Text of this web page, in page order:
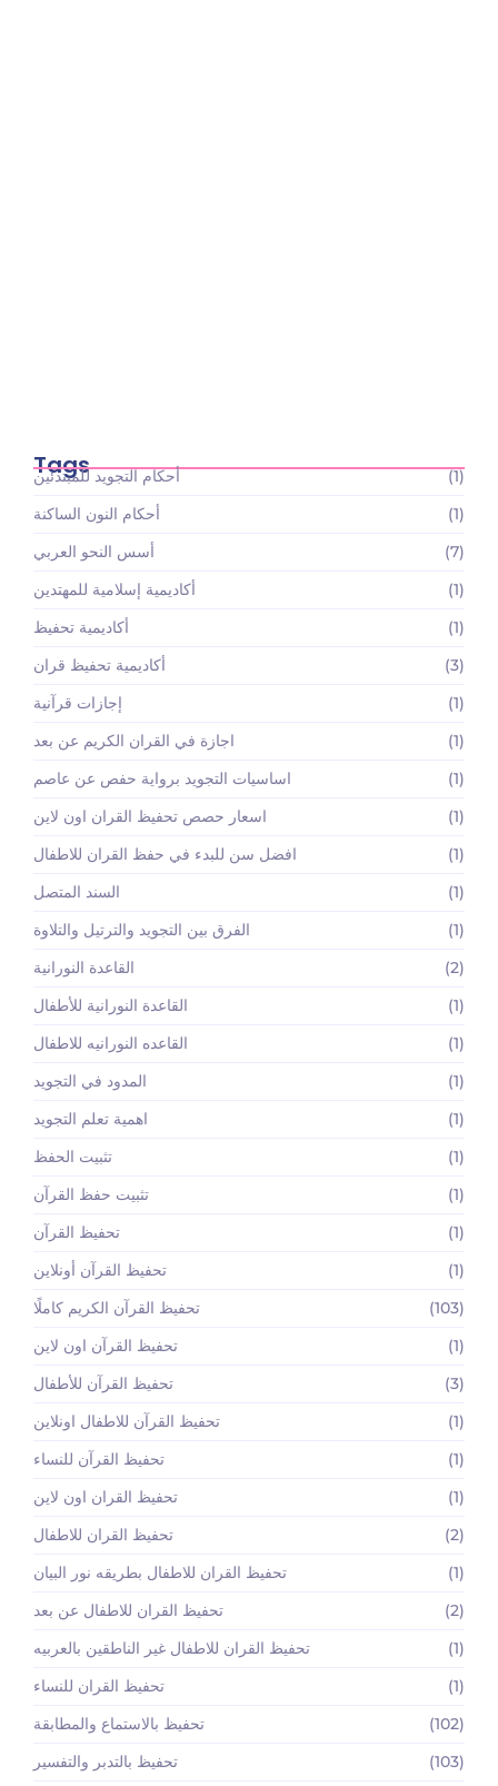
Tags
أحكام التجويد للمبتدئين
(1)
أحكام النون الساكنة
(1)
أسس النحو العربي
(7)
أكاديمية إسلامية للمهتدين
(1)
أكاديمية تحفيظ
(1)
أكاديمية تحفيظ قران
(3)
إجازات قرآنية
(1)
اجازة في القران الكريم عن بعد
(1)
اساسيات التجويد برواية حفص عن عاصم
(1)
اسعار حصص تحفيظ القران اون لاين
(1)
افضل سن للبدء في حفظ القران للاطفال
(1)
السند المتصل
(1)
الفرق بين التجويد والترتيل والتلاوة
(1)
القاعدة النورانية
(2)
القاعدة النورانية للأطفال
(1)
القاعده النورانيه للاطفال
(1)
المدود في التجويد
(1)
اهمية تعلم التجويد
(1)
تثبيت الحفظ
(1)
تثبيت حفظ القرآن
(1)
تحفيظ القرآن
(1)
تحفيظ القرآن أونلاين
(1)
تحفيظ القرآن الكريم كاملًا
(103)
تحفيظ القرآن اون لاين
(1)
تحفيظ القرآن للأطفال
(3)
تحفيظ القرآن للاطفال اونلاين
(1)
تحفيظ القرآن للنساء
(1)
تحفيظ القران اون لاين
(1)
تحفيظ القران للاطفال
(2)
تحفيظ القران للاطفال بطريقه نور البيان
(1)
تحفيظ القران للاطفال عن بعد
(2)
تحفيظ القران للاطفال غير الناطقين بالعربيه
(1)
تحفيظ القران للنساء
(1)
تحفيظ بالاستماع والمطابقة
(102)
تحفيظ بالتدبر والتفسير
(103)